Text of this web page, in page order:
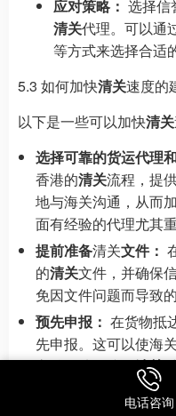
应对策略： 选择信
清关代理。可以通
等方式来选择合适
5.3 如何加快清关速度的
以下是一些可以加快清关
选择可靠的货运代理
香港的清关流程，提
地与海关沟通，从而
面有经验的代理尤其重
提前准备清关文件：
的清关文件，并确保
免因文件问题而导致的
预先申报： 在货物抵
先申报。这可以使海
审核，从而缩短清关
利用香港
电话咨询